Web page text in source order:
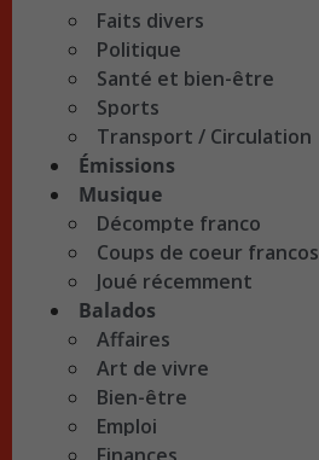
Faits divers
Politique
Santé et bien-être
Sports
Transport / Circulation
Émissions
Musique
Décompte franco
Coups de coeur francos
Joué récemment
Balados
Affaires
Art de vivre
Bien-être
Emploi